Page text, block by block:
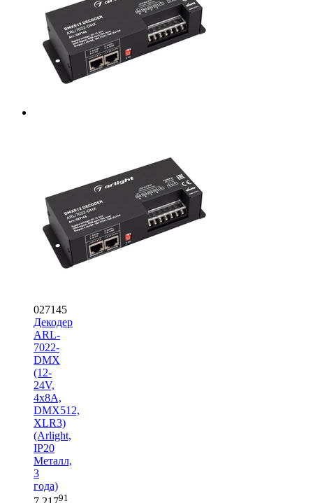
027145
Декодер
ARL-
7022-
DMX
(12-
24V,
4x8A,
DMX512,
XLR3)
(Arlight,
IP20
Металл,
3
года)
91